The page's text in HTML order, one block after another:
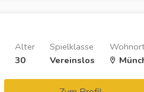
Spielklasse
Vereinslos
Alter
30